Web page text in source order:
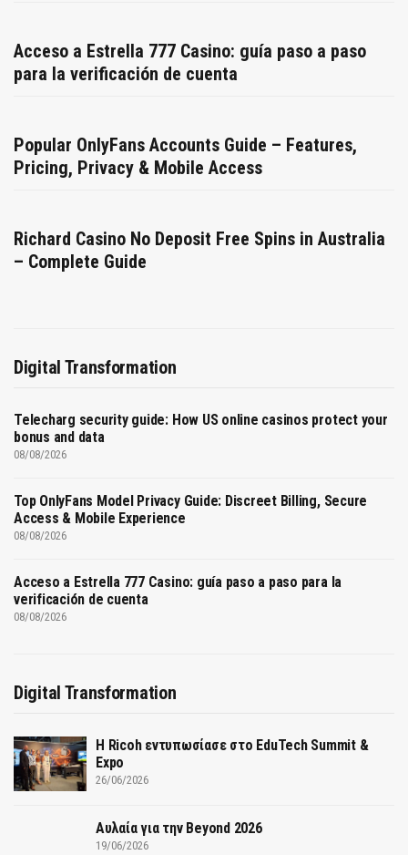
Acceso a Estrella 777 Casino: guía paso a paso
para la verificación de cuenta
Popular OnlyFans Accounts Guide – Features,
Pricing, Privacy & Mobile Access
Richard Casino No Deposit Free Spins in Australia
– Complete Guide
Digital Transformation
Telecharg security guide: How US online casinos protect your
bonus and data
08/08/2026
Top OnlyFans Model Privacy Guide: Discreet Billing, Secure
Access & Mobile Experience
08/08/2026
Acceso a Estrella 777 Casino: guía paso a paso para la
verificación de cuenta
08/08/2026
Digital Transformation
Η Ricoh εντυπωσίασε στο EduTech Summit &
Expo
26/06/2026
Αυλαία για την Beyond 2026
19/06/2026